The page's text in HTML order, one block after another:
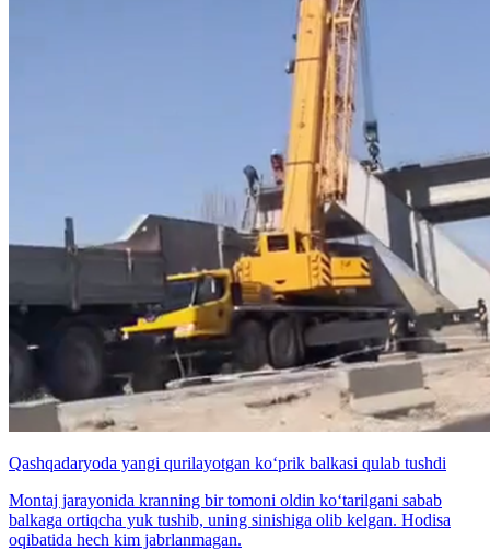
Qashqadaryoda yangi qurilayotgan ko‘prik balkasi qulab tushdi
Montaj jarayonida kranning bir tomoni oldin ko‘tarilgani sabab
balkaga ortiqcha yuk tushib, uning sinishiga olib kelgan. Hodisa
oqibatida hech kim jabrlanmagan.